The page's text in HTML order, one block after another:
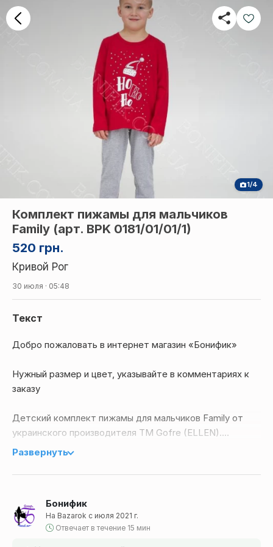
1/4
520 грн.
Комплект пижамы для мальчиков
Family (арт. BPK 0181/01/01/1)
Кривой Рог
30 июля · 05:48
Бонифик
На Bazarok с июля 2021 г.
Отвечает в течение 15 мин
Текст
Добро пожаловать в интернет магазин «Бонифик»
Нужный размер и цвет, указывайте в комментариях к
заказу
Детский комплект пижамы для мальчиков Family от
украинского производителя ТМ Gofre (ELLEN).
кофты и штанов.
Кофты с длинным рукавом, круглым вырезом для горла,
красного цвета и украшен новогодним рисунком.
Развернуть